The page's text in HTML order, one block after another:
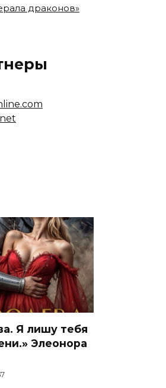
драконов»
Я лишу тебя
Элеонора